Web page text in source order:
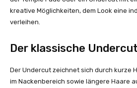
kreative Möglichkeiten, dem Look eine
verleihen.
Der klassische Undercut
Der Undercut zeichnet sich durch kurze
im Nackenbereich sowie längere Haare